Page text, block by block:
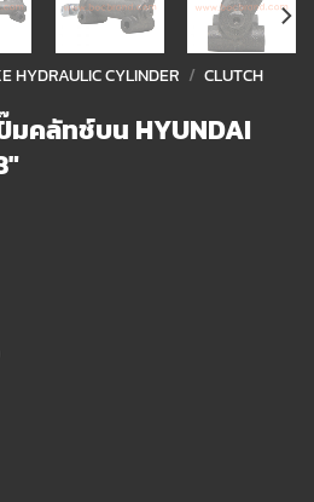
HYDRAULIC CYLINDER / CLUTCH
มคลัทช์บน HYUNDAI